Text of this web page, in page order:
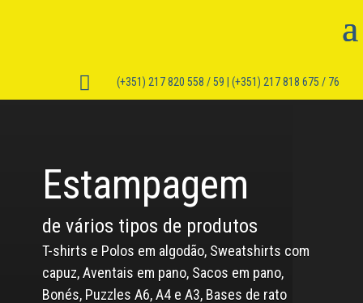
 (+351) 217 820 558 / 59 | (+351) 217 818 675 / 76
Estampagem
de vários tipos de produtos
T-shirts e Polos em algodão, Sweatshirts com
capuz,Aventais em pano, Sacos em pano,
Bonés, Puzzles A6, A4 e A3, Bases de rato